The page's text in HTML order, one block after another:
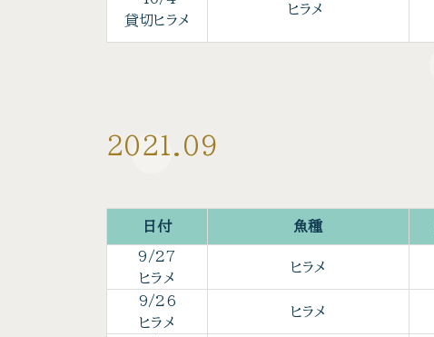
貸切ヒラメ
ヒラメ
2021.09
日付 魚種
9/27
ヒラメ
ヒラメ
9/26
ヒラメ
ヒラメ